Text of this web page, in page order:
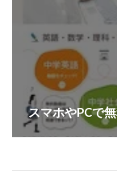
スマホやPCで